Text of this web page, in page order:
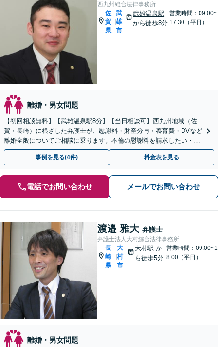
西九州総合法律事務所
佐
賀
県
|
武
雄
市
武雄温泉駅
から徒歩8分
営業時間：09:00~
17:30（平日）
離婚・男女問題
【初回相談無料】【武雄温泉駅8分】【当日相談可】西九州地域（佐
賀・長崎）に根ざした弁護士が、慰謝料・財産分与・養育費・DVなど
離婚全般についてご相談に乗ります。不倫の慰謝料を請求したい・請
求されたなど、男女問題全般もお気軽にご相談ください。
事例を見る(4件) 料金表を見る
電話でお問い合わせ メールでお問い合わせ
渡邉 雅大 弁護士
弁護士法人大村綜合法律事務所
長
崎
県
大
村
市
大村駅 か
ら徒歩5分
営業時間：09:00~1
8:00（平日）
離婚・男女問題